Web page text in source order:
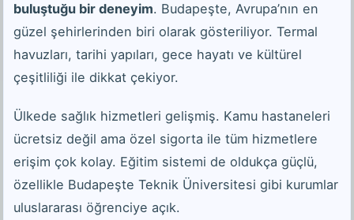
buluştuğu bir deneyim. Budapeşte, Avrupa’nın en
güzel şehirlerinden biri olarak gösteriliyor. Termal
havuzları, tarihi yapıları, gece hayatı ve kültürel
çeşitliliği ile dikkat çekiyor.
Ülkede sağlık hizmetleri gelişmiş. Kamu hastaneleri
ücretsiz değil ama özel sigorta ile tüm hizmetlere
erişim çok kolay. Eğitim sistemi de oldukça güçlü,
özellikle Budapeşte Teknik Üniversitesi gibi kurumlar
uluslararası öğrenciye açık.